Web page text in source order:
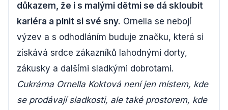
důkazem, že i s malými dětmi se dá skloubit
kariéra a plnit si své sny. Ornella se nebojí
výzev a s odhodláním buduje značku, která si
získává srdce zákazníků lahodnými dorty,
zákusky a dalšími sladkými dobrotami.
Cukrárna Ornella Koktová není jen místem, kde
se prodávají sladkosti, ale také prostorem, kde